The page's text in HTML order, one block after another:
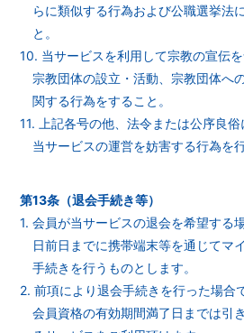
らに類似する行為および公職選挙法
と。
10. 当サービスを利用して宗教の宣伝
宗教団体の設立・活動、宗教団体へ
関する行為をすること。
11. 上記各号の他、法令または公序良
当サービスの運営を妨害する行為を
第13条（退会手続き等）
1. 会員が当サービスの退会を希望する
日前日までに携帯端末等を通じてマ
手続きを行うものとします。
2. 前項により退会手続きを行った場合
会員資格の有効期間満了日までは引